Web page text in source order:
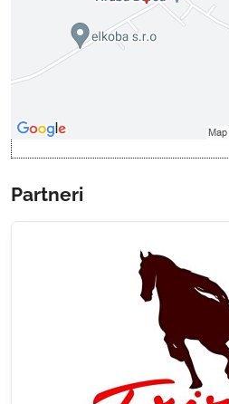
Povoliť tentokrát
Povoliť a zapamätať - súhlas s
Partneri